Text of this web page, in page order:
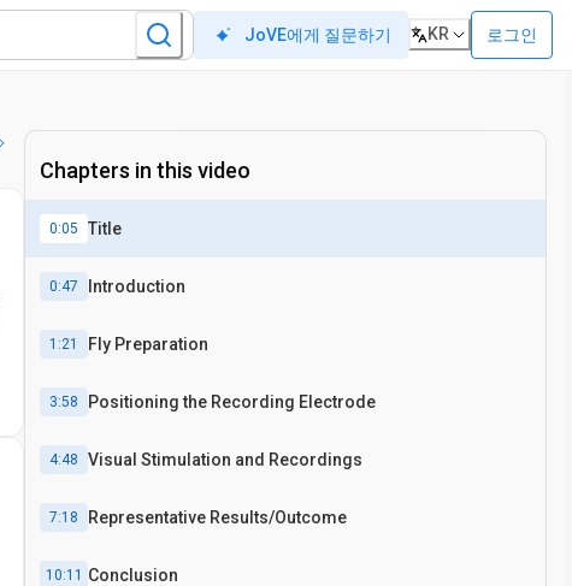
JoVE에게 질문하기 KR 로그인
Chapters in this video
0:05 Title
0:47 Introduction
1:21 Fly Preparation
3:58 Positioning the Recording Electrode
4:48 Visual Stimulation and Recordings
7:18 Representative Results/Outcome
10:11 Conclusion